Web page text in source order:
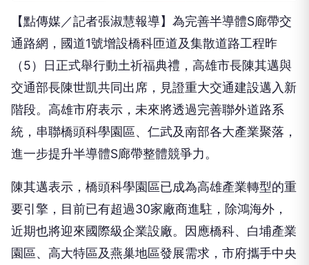
【點傳媒／記者張淑慧報導】為完善半導體S廊帶交
通路網，國道1號增設橋科匝道及集散道路工程昨
（5）日正式舉行動土祈福典禮，高雄市長陳其邁與
交通部長陳世凱共同出席，見證重大交通建設邁入新
階段。高雄市府表示，未來將透過完善聯外道路系
統，串聯橋頭科學園區、仁武及南部各大產業聚落，
進一步提升半導體S廊帶整體競爭力。
陳其邁表示，橋頭科學園區已成為高雄產業轉型的重
要引擎，目前已有超過30家廠商進駐，除鴻海外，
近期也將迎來國際級企業設廠。因應橋科、白埔產業
園區、高大特區及燕巢地區發展需求，市府攜手中央